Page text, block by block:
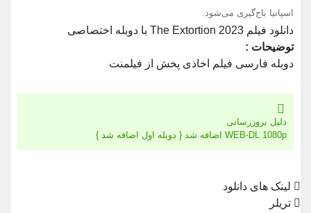
اسپانیا باج‌گیری می‌شود.
دانلود فیلم The Extortion 2023 با دوبله اختصاصی
توضیحات :
دوبله فارسی فیلم اخاذی پخش از فیلمنت
دلیل بروزرسانی
WEB-DL 1080p اضافه شد { دوبله اول اضافه شد }
لینک های دانلود
تریلر